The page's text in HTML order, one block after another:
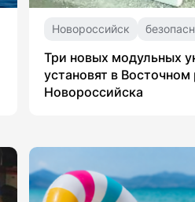
Новороссийск
Три новых модульных
установят в Восточном
Новороссийска